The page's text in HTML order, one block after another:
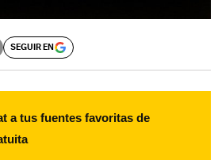
SEGUIR EN
a tus fuentes favoritas de